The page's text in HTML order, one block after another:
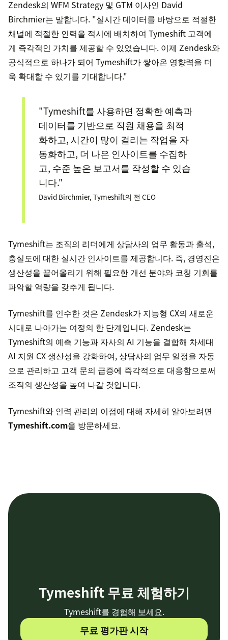
Zendesk의 WFM Strategy 및 GTM 이사인 David
Birchmier는 말합니다. "실시간 데이터를 바탕으로 적절한
채널에 적절한 인력을 적시에 배치하여 Tymeshift 고객에
게 즉각적인 가치를 제공할 수 있었습니다. 이제 Zendesk와
공식적으로 하나가 되어 Tymeshift가 쌓아온 영향력을 더
욱 확대할 수 있기를 기대합니다."
"Tymeshift를 사용하면 정확한 예측과
데이터를 기반으로 직원 채용을 최적
화하고, 시간이 많이 걸리는 작업을 자
동화하고, 더 나은 인사이트를 수집하
고, 수준 높은 보고서를 작성할 수 있습
니다."
David Birchmier, Tymeshift의 전 CEO
Tymeshift는 조직의 리더에게 상담사의 업무 활동과 출석,
충실도에 대한 실시간 인사이트를 제공합니다. 즉, 경영진은
생산성을 끌어올리기 위해 필요한 개선 분야와 코칭 기회를
파악할 역량을 갖추게 됩니다.
Tymeshift를 인수한 것은 Zendesk가 지능형 CX의 새로운
시대로 나아가는 여정의 한 단계입니다. Zendesk는
Tymeshift의 예측 기능과 자사의 AI 기능을 결합해 차세대
AI 지원 CX 생산성을 강화하여, 상담사의 업무 일정을 자동
으로 관리하고 고객 문의 급증에 즉각적으로 대응함으로써
조직의 생산성을 높여 나갈 것입니다.
Tymeshift와 인력 관리의 이점에 대해 자세히 알아보려면
Tymeshift.com을 방문하세요.
Tymeshift 무료 체험하기
Tymeshift를 경험해 보세요.
무료 평가판 시작